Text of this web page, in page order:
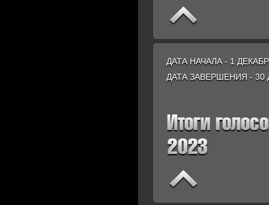
ДАТА НАЧАЛА - 1
ДАТА ЗАВЕРШЕНИЯ - 30